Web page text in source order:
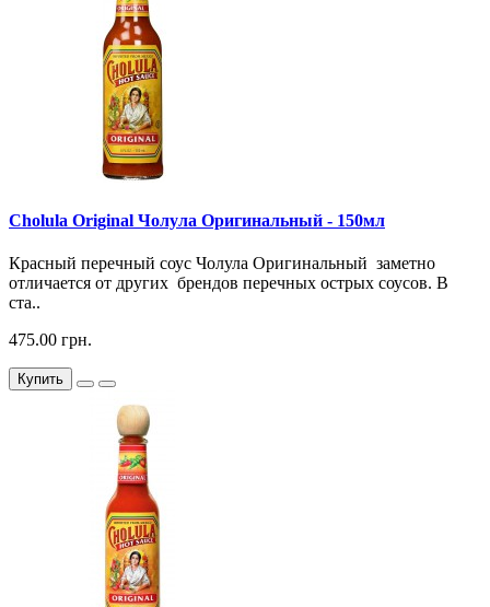
Cholula Original Чолула Оригинальный - 150мл
Красный перечный соус Чолула Оригинальный заметно
отличается от других брендов перечных острых соусов. В
ста..
475.00 грн.
Купить